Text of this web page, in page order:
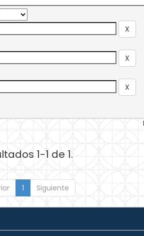
1-1 de 1.
1 Siguiente